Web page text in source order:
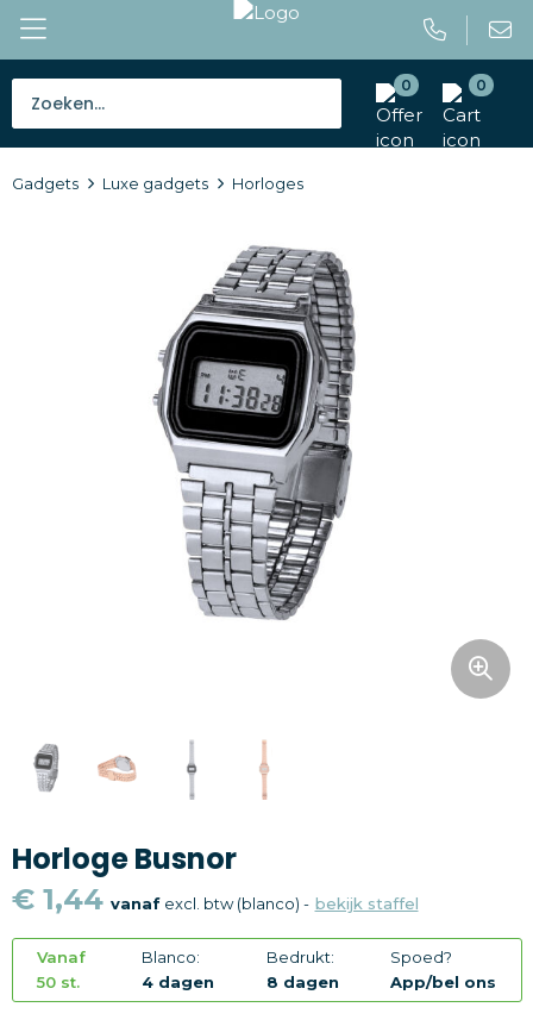
0 0
Tassen
Outdoor en vrije tijd
Gereedschap en veiligheid
Kantoorartikelen
Gadgets
Textiel
Thema
Merken
Gadgets Luxe gadgets Horloges
Horloge Busnor
€ 1,44 vanafexcl. btw (blanco) - bekijk staffel
Vanaf
50 st.
Blanco:
4 dagen
Bedrukt:
8 dagen
Spoed?
App/bel ons